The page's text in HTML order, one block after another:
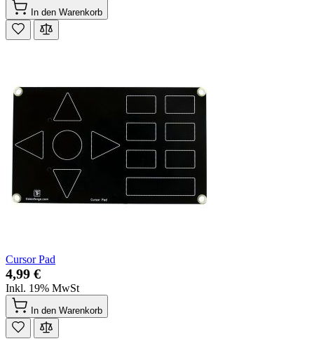
In den Warenkorb
Cursor Pad
4,99 €
Inkl. 19% MwSt
In den Warenkorb